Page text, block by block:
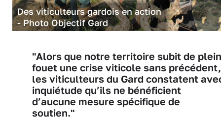
Des viticulteurs gardois en action
- Photo Objectif Gard
"Alors que notre territoire subit de plein
fouet une crise viticole sans précédent,
les viticulteurs du Gard constatent
inquiétude qu’ils ne bénéficient
d’aucune mesure spécifique de
soutien."